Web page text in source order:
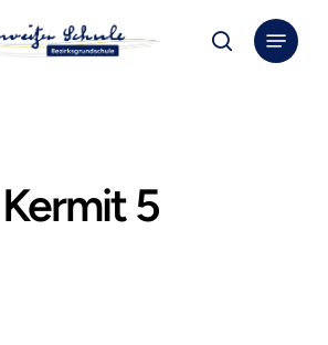
search
Menu
Kermit 5
Close